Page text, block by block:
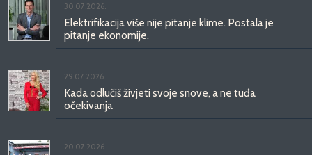
30.07.2026.
Elektrifikacija više nije pitanje klime. Postala je
pitanje ekonomije.
29.07.2026.
Kada odlučiš živjeti svoje snove, a ne tuđa
očekivanja
20.07.2026.